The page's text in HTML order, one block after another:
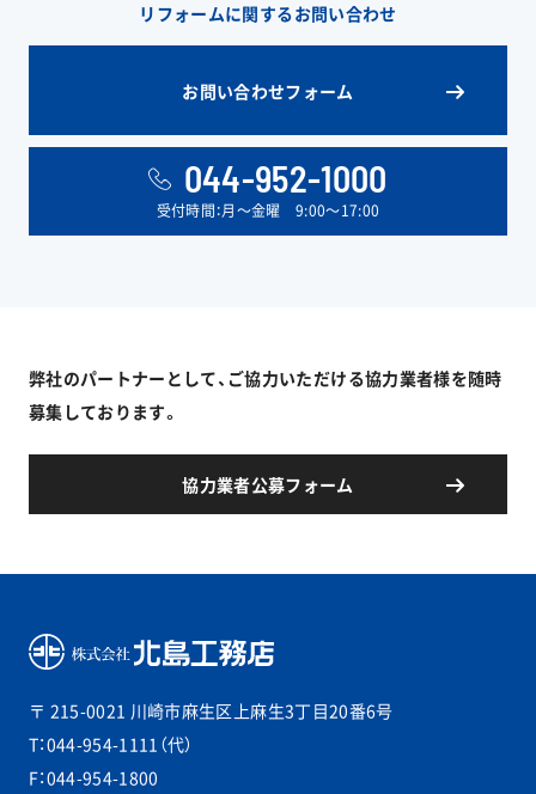
リフォームに関するお問い合わせ
お問い合わせフォーム
044-952-1000
受付時間：月〜金曜 9:00〜17:00
弊社のパートナーとして、ご協力いただける協力業者様を随時
募集しております。
協力業者公募フォーム
〒 215-0021 川崎市麻生区上麻生3丁目20番6号
T：044-954-1111（代）
F：044-954-1800